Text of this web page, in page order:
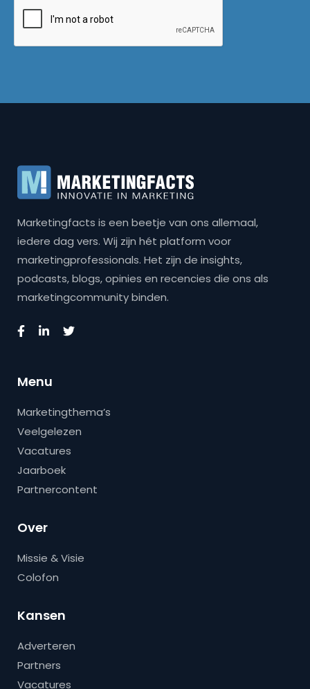
Marketingfacts is een beetje van ons allemaal,
iedere dag vers. Wij zijn hét platform voor
marketingprofessionals. Het zijn de insights,
podcasts, blogs, opinies en recencies die ons als
marketingcommunity binden.
Menu
Marketingthema’s
Veelgelezen
Vacatures
Jaarboek
Partnercontent
Over
Missie & Visie
Colofon
Kansen
Adverteren
Partners
Vacatures